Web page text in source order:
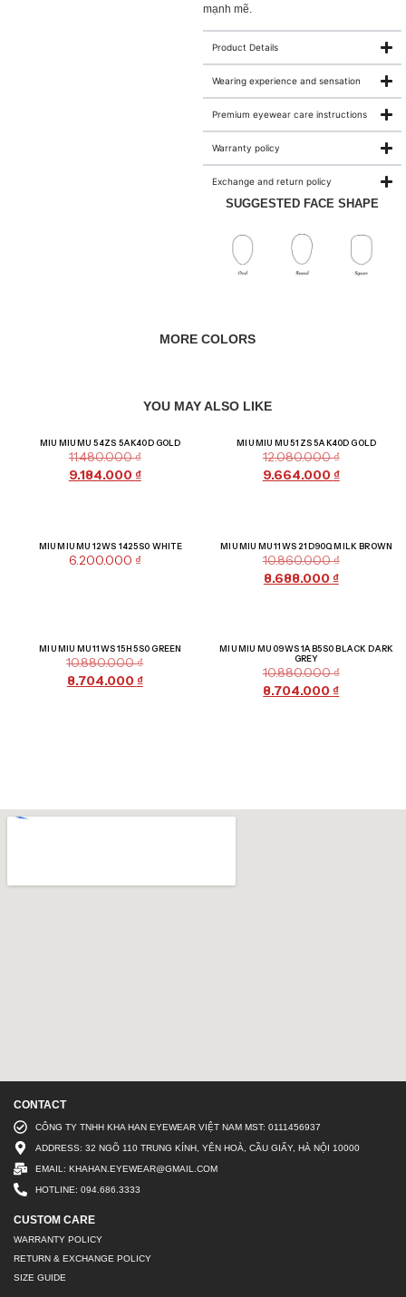
mạnh mẽ.
Product Details
Wearing experience and sensation
Premium eyewear care instructions
Warranty policy
Exchange and return policy
SUGGESTED FACE SHAPE
MORE COLORS
YOU MAY ALSO LIKE
MIU MIU MU 54ZS 5AK40D GOLD
11.480.000₫
9.184.000 ₫
MIU MIU MU 51ZS 5AK40D GOLD
12.080.000₫
9.664.000 ₫
MIU MIU MU 12WS 1425S0 WHITE
6.200.000 ₫
MIU MIU MU 11WS 21D90Q MILK BROWN
10.860.000₫
8.688.000 ₫
MIU MIU MU 11WS 15H5S0 GREEN
10.880.000₫
8.704.000 ₫
MIU MIU MU 09WS 1AB5S0 BLACK DARK
GREY
10.880.000₫
8.704.000₫
CONTACT
CÔNG TY TNHH KHA HAN EYEWEAR VIỆT NAM MST: 0111456937
ADDRESS: 32 NGÕ 110 TRUNG KÍNH, YÊN HOÀ, CẦU GIẤY, HÀ NỘI 10000
EMAIL: KHAHAN.EYEWEAR@GMAIL.COM
HOTLINE: 094.686.3333
CUSTOM CARE
WARRANTY POLICY
RETURN & EXCHANGE POLICY
SIZE GUIDE